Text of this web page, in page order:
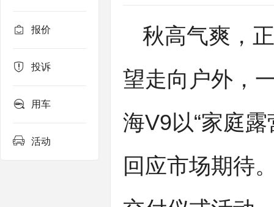
报价
投诉
用车
活动
秋高气爽，
望走向户外，
海V9以“家庭
回应市场期待